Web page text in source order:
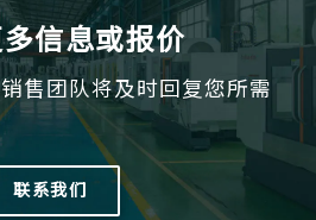
信息或报价
售团队将及时回复您所需
联系我们